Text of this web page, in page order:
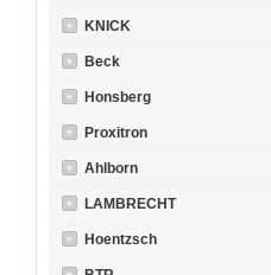
KNICK
Beck
Honsberg
Proxitron
Ahlborn
LAMBRECHT
Hoentzsch